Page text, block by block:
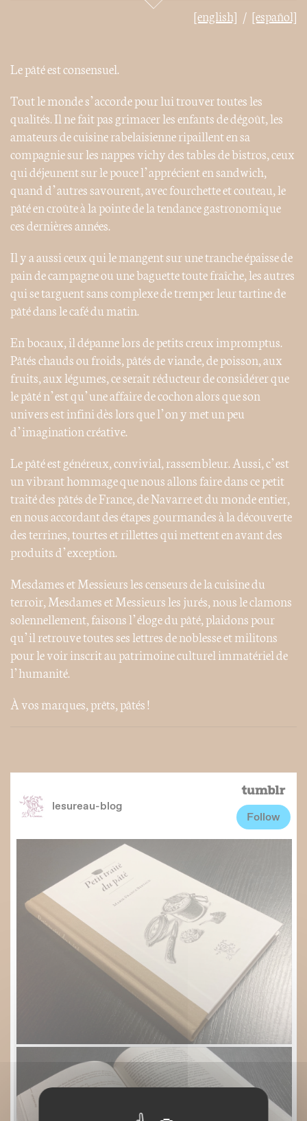
[english] [español]
Le pâté est consensuel.
Tout le monde s’accorde pour lui trouver toutes les
qualités. Il ne fait pas grimacer les enfants de dégoût, les
amateurs de cuisine rabelaisienne ripaillent en sa
compagnie sur les nappes vichy des tables de bistros, ceux
qui déjeunent sur le pouce l’apprécient en sandwich,
quand d’autres savourent, avec fourchette et couteau, le
pâté en croûte à la pointe de la tendance gastronomique
ces dernières années.
Il y a aussi ceux qui le mangent sur une tranche épaisse de
pain de campagne ou une baguette toute fraîche, les autres
qui se targuent sans complexe de tremper leur tartine de
pâté dans le café du matin.
En bocaux, il dépanne lors de petits creux impromptus.
Pâtés chauds ou froids, pâtés de viande, de poisson, aux
fruits, aux légumes, ce serait réducteur de considérer que
le pâté n’est qu’une affaire de cochon alors que son
univers est infini dès lors que l’on y met un peu
d’imagination créative.
Le pâté est généreux, convivial, rassembleur. Aussi, c’est
un vibrant hommage que nous allons faire dans ce petit
traité des pâtés de France, de Navarre et du monde entier,
en nous accordant des étapes gourmandes à la découverte
des terrines, tourtes et rillettes qui mettent en avant des
produits d’exception.
Mesdames et Messieurs les censeurs de la cuisine du
terroir, Mesdames et Messieurs les jurés, nous le clamons
solennellement, faisons l’éloge du pâté, plaidons pour
qu’il retrouve toutes ses lettres de noblesse et militons
pour le voir inscrit au patrimoine culturel immatériel de
l’humanité.
À vos marques, prêts, pâtés !